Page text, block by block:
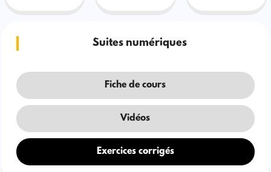
Suites numériques
Fiche de cours
Vidéos
Exercices corrigés